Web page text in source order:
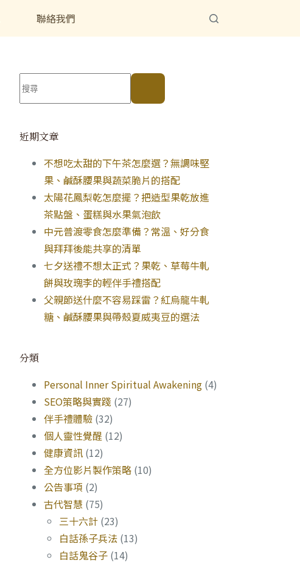
聯絡我們
近期文章
不想吃太甜的下午茶怎麼選？無調味堅
果、鹹酥腰果與蔬菜脆片的搭配
太陽花鳳梨乾怎麼擺？把造型果乾放進
茶點盤、蛋糕與水果氣泡飲
中元普渡零食怎麼準備？常溫、好分食
與拜拜後能共享的清單
七夕送禮不想太正式？果乾、草莓牛軋
餅與玫瑰李的輕伴手禮搭配
父親節送什麼不容易踩雷？紅烏龍牛軋
糖、鹹酥腰果與帶殼夏威夷豆的選法
分類
Personal Inner Spiritual Awakening (4)
SEO策略與實踐 (27)
伴手禮體驗 (32)
個人靈性覺醒 (12)
健康資訊 (12)
全方位影片製作策略 (10)
公告事項 (2)
古代智慧 (75)
三十六計 (23)
白話孫子兵法 (13)
白話鬼谷子 (14)